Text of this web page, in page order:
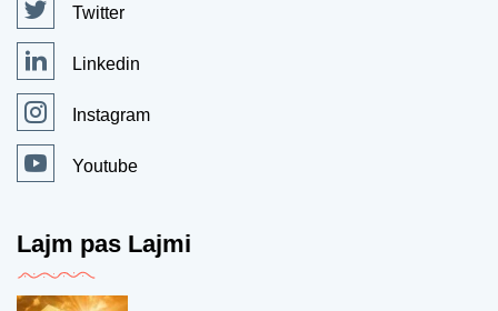
Twitter
Linkedin
Instagram
Youtube
Lajm pas Lajmi